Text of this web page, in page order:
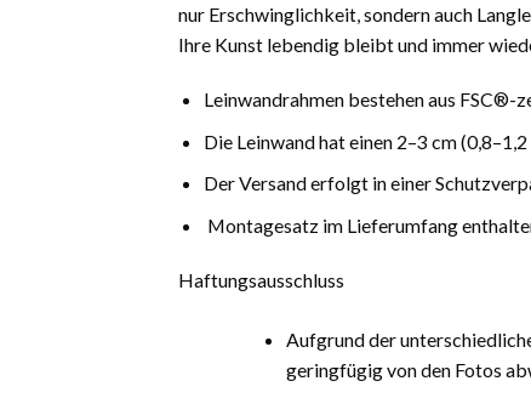
nur Erschwinglichkeit, sondern auch
Ihre Kunst lebendig bleibt und immer
Leinwandrahmen bestehen aus
Die Leinwand hat einen 2–3 cm
Der Versand erfolgt in einer
Montagesatz im Lieferumfang
Haftungsausschluss
Aufgrund der
geringfügig von den Fotos